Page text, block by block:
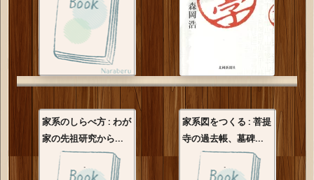
家系のしらべ方 : わが
家の先祖研究から...
家系図をつくる : 菩提
寺の過去帳、墓碑...